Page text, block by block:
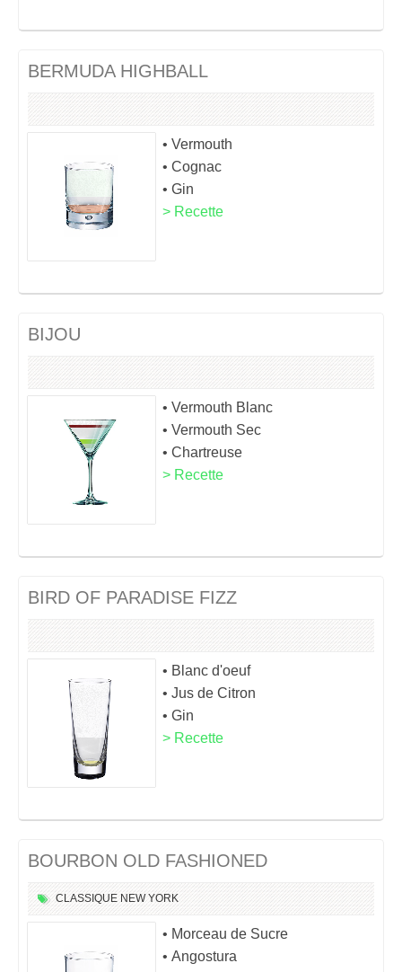
BERMUDA HIGHBALL
• Vermouth
• Cognac
• Gin
> Recette
BIJOU
• Vermouth Blanc
• Vermouth Sec
• Chartreuse
> Recette
BIRD OF PARADISE FIZZ
• Blanc d'oeuf
• Jus de Citron
• Gin
> Recette
BOURBON OLD FASHIONED
CLASSIQUE NEW YORK
• Morceau de Sucre
• Angostura